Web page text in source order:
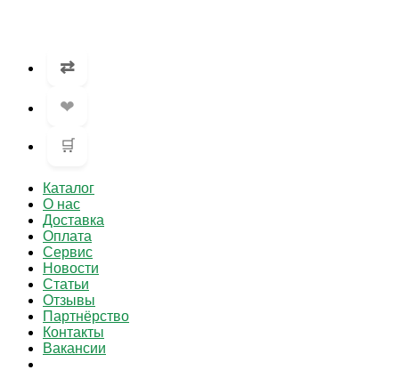
⇄
❤
🛒
Каталог
О нас
Доставка
Оплата
Сервис
Новости
Статьи
Отзывы
Партнёрство
Контакты
Вакансии